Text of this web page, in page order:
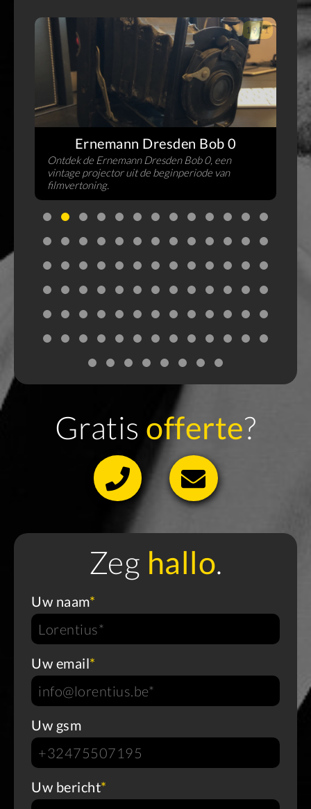
1911
Ernemann Dresden Bob 0
Ontdek de Ernemann Dresden Bob 0, een
vintage projector uit de beginperiode van
filmvertoning.
Gratis offerte?
Zeg hallo.
Uw naam*
Uw email*
Uw gsm
Uw bericht*